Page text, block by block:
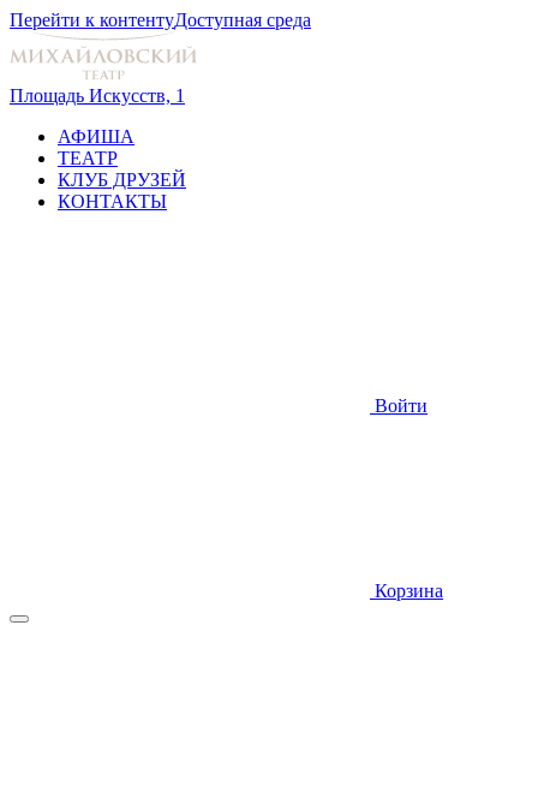
Перейти к контентуДоступная среда
Площадь Искусств, 1
АФИША
ТЕАТР
КЛУБ ДРУЗЕЙ
КОНТАКТЫ
Войти
Корзина